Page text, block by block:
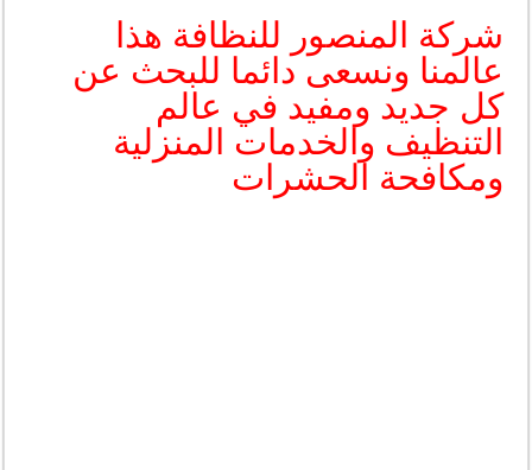
شركة المنصور للنظافة هذا
عالمنا ونسعى دائما للبحث عن
كل جديد ومفيد في عالم
التنظيف والخدمات المنزلية
ومكافحة الحشرات